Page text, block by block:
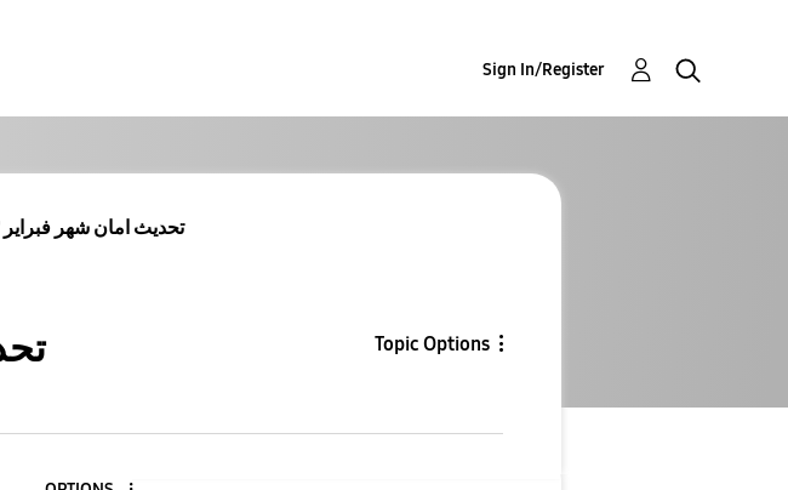
Sign In/Register
تحديث امان شهر فبراير ٢٠٢٣ للنوت ٩
Topic Options